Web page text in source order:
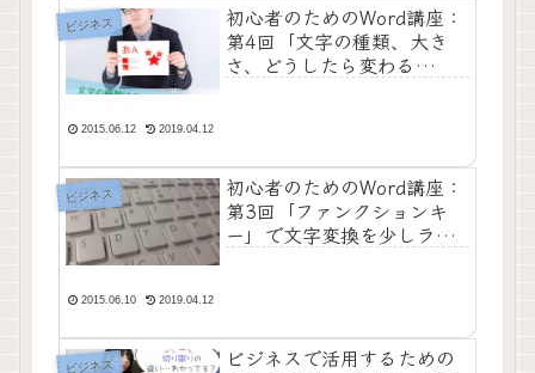
ビジネス
初心者のためのWord講座：
第4回「文字の種類、大き
さ、どうしたら変わる
2015.06.12 2019.04.12
ビジネス
初心者のためのWord講座：
第3回「ファンクションキ
ー」で文字変換を少しラク
2015.06.10 2019.04.12
ビジネス
ビジネスで活用するための